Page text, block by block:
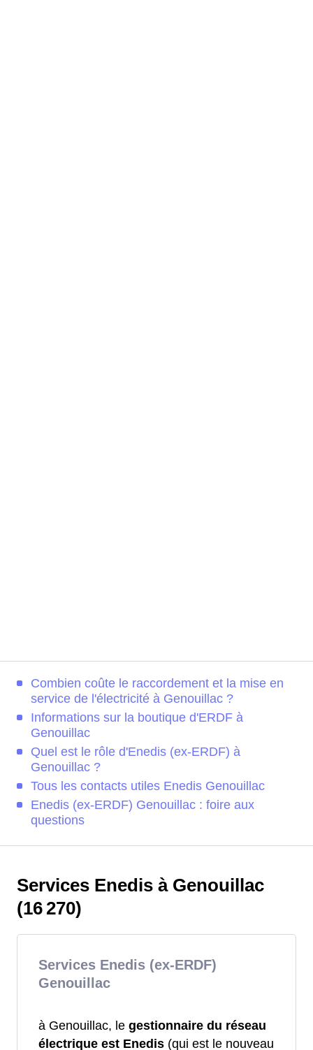
Combien coûte le raccordement et la mise en
service de l'électricité à Genouillac ?
Informations sur la boutique d'ERDF à
Genouillac
Quel est le rôle d'Enedis (ex-ERDF) à
Genouillac ?
Tous les contacts utiles Enedis Genouillac
Enedis (ex-ERDF) Genouillac : foire aux
questions
Services Enedis à Genouillac
(16 270)
Services Enedis (ex-ERDF)
Genouillac
à Genouillac, le gestionnaire du réseau
électrique est Enedis (qui est le nouveau